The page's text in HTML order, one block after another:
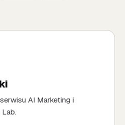
AI Marketing i